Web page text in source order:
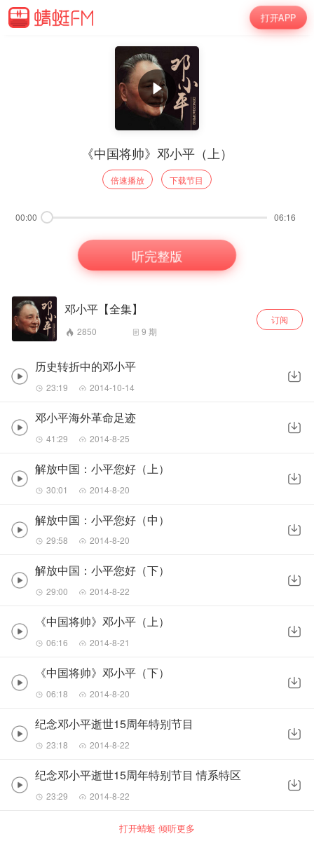
打开APP
《中国将帅》邓小平（上）
倍速播放 下载节目
00:00 06:16
听完整版
邓小平【全集】
2850 9 期
订阅
历史转折中的邓小平
23:19 2014-10-14
邓小平海外革命足迹
41:29 2014-8-25
解放中国：小平您好（上）
30:01 2014-8-20
解放中国：小平您好（中）
29:58 2014-8-20
解放中国：小平您好（下）
29:00 2014-8-22
《中国将帅》邓小平（上）
06:16 2014-8-21
《中国将帅》邓小平（下）
06:18 2014-8-20
纪念邓小平逝世15周年特别节目
23:18 2014-8-22
纪念邓小平逝世15周年特别节目 情系特区
23:29 2014-8-22
打开蜻蜓 倾听更多